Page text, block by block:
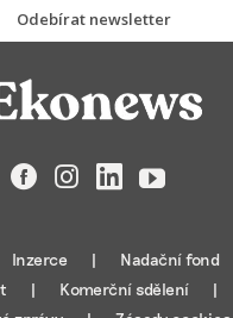
Odebírat newsletter
FacebookInstagramLinkedIn
Inzerce
Nadační fond
Komerční sdělení